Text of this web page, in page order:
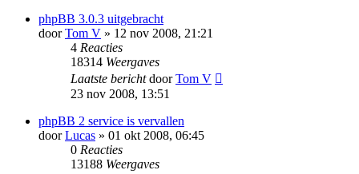
phpBB 3.0.3 uitgebracht
doorTom V » 12 nov 2008, 21:21
4 Reacties
18314 Weergaves
Laatste berichtdoorTom V
23 nov 2008, 13:51
phpBB 2 service is vervallen
doorLucas » 01 okt 2008, 06:45
0 Reacties
13188 Weergaves